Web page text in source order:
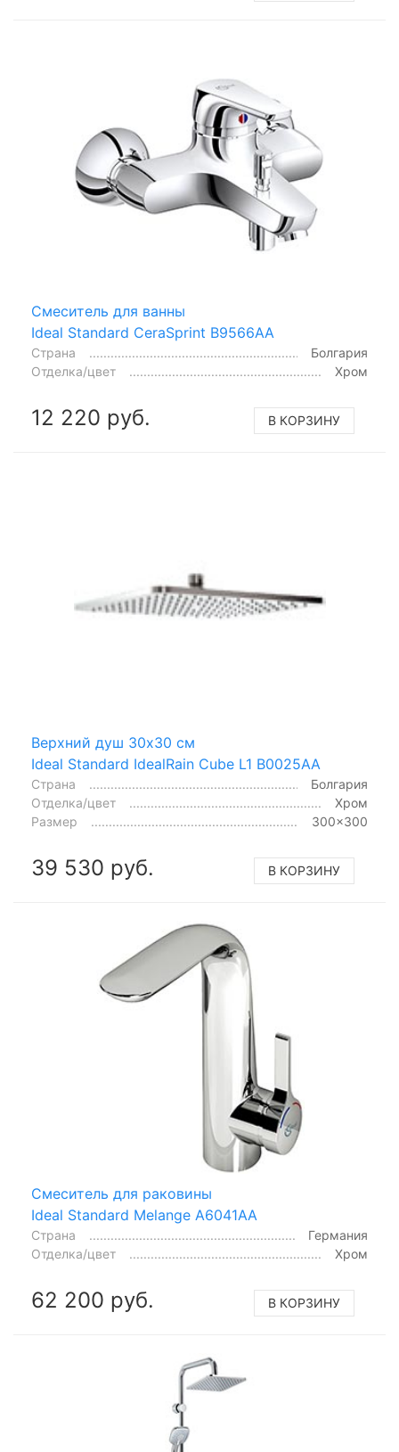
Смеситель для ванны
Ideal Standard CeraSprint B9566AA
Страна
Болгария
Отделка/цвет
Хром
12 220 руб. В КОРЗИНУ
Верхний душ 30x30 см
Ideal Standard IdealRain Cube L1 B0025AA
Страна
Болгария
Отделка/цвет
Хром
Размер
300x300
39 530 руб. В КОРЗИНУ
Смеситель для раковины
Ideal Standard Melange A6041AA
Страна
Германия
Отделка/цвет
Хром
62 200 руб. В КОРЗИНУ